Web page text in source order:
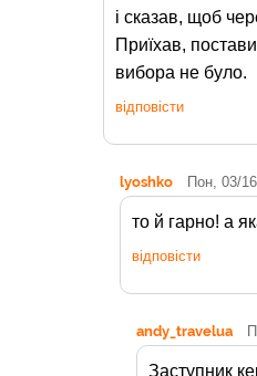
і сказав, щоб
Приїхав,
вибора не було.
відповісти
lyoshko Пон, 03/
то й гарно! а
відповісти
andy_travelua
Заступник